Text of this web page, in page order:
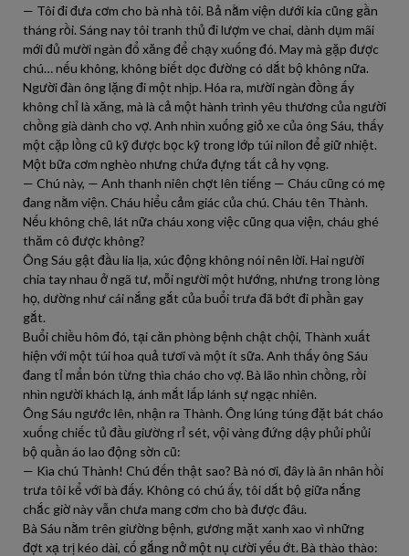
— Tôi đi đưa cơm cho bà nhà tôi. Bả nằm viện dưới kia cũng gần
tháng rồi. Sáng nay tôi tranh thủ đi lượm ve chai, dành dụm mãi
mới đủ mười ngàn đổ xăng để chạy xuống đó. May mà gặp được
chú… nếu không, không biết dọc đường có dắt bộ không nữa.
Người đàn ông lặng đi một nhịp. Hóa ra, mười ngàn đồng ấy
không chỉ là xăng, mà là cả một hành trình yêu thương của người
chồng già dành cho vợ. Anh nhìn xuống giỏ xe của ông Sáu, thấy
một cặp lồng cũ kỹ được bọc kỹ trong lớp túi nilon để giữ nhiệt.
Một bữa cơm nghèo nhưng chứa đựng tất cả hy vọng.
— Chú này, — Anh thanh niên chợt lên tiếng — Cháu cũng có mẹ
đang nằm viện. Cháu hiểu cảm giác của chú. Cháu tên Thành.
Nếu không chê, lát nữa cháu xong việc cũng qua viện, cháu ghé
thăm cô được không?
Ông Sáu gật đầu lia lịa, xúc động không nói nên lời. Hai người
chia tay nhau ở ngã tư, mỗi người một hướng, nhưng trong lòng
họ, dường như cái nắng gắt của buổi trưa đã bớt đi phần gay
gắt.
Buổi chiều hôm đó, tại căn phòng bệnh chật chội, Thành xuất
hiện với một túi hoa quả tươi và một ít sữa. Anh thấy ông Sáu
đang tỉ mẩn bón từng thìa cháo cho vợ. Bà lão nhìn chồng, rồi
nhìn người khách lạ, ánh mắt lấp lánh sự ngạc nhiên.
Ông Sáu ngước lên, nhận ra Thành. Ông lúng túng đặt bát cháo
xuống chiếc tủ đầu giường rỉ sét, vội vàng đứng dậy phủi phủi
bộ quần áo lao động sờn cũ:
— Kìa chú Thành! Chú đến thật sao? Bà nó ơi, đây là ân nhân hồi
trưa tôi kể với bà đấy. Không có chú ấy, tôi dắt bộ giữa nắng
chắc giờ này vẫn chưa mang cơm cho bà được đâu.
Bà Sáu nằm trên giường bệnh, gương mặt xanh xao vì những
đợt xạ trị kéo dài, cố gắng nở một nụ cười yếu ớt. Bà thào thào: